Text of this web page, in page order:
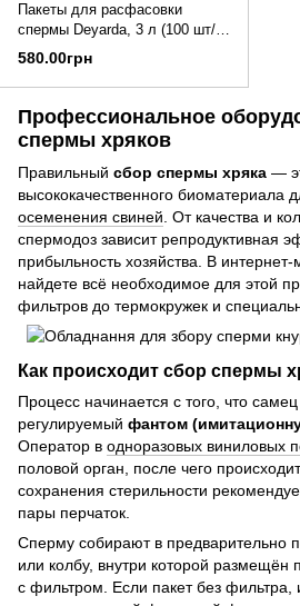
Пакеты для расфасовки
спермы Deyarda, 3 л (100 шт/
пак)
580.00грн
Профессиональное
спермы хряков
Правильный сбор спермы хряка —
высококачественного биоматериала
осеменения свиней . От качества и
спермодоз зависит репродуктивная
прибыльность хозяйства. В интернет-
найдете всё необходимое для этой
фильтров до термокружек и
Как происходит сбор спермы
Процесс начинается с того, что
регулируемый фантом
Оператор в одноразовых виниловых
половой орган, после чего
сохранения стерильности
пары перчаток.
Сперму собирают в предварительно
или колбу, внутри которой размещён
с фильтром. Если пакет без фильтра,